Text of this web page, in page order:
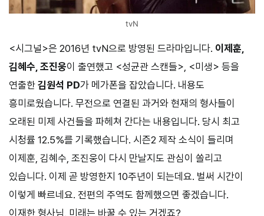
tvN
<시그널>은 2016년 tvN으로 방영된 드라마입니다. 이제훈,
김혜수, 조진웅이 출연했고 <성균관 스캔들>, <미생> 등을
연출한 김원석 PD가 메가폰을 잡았습니다. 내용도
흥미로웠습니다. 무전으로 연결된 과거와 현재의 형사들이
오래된 미제 사건들을 파헤쳐 간다는 내용입니다. 당시 최고
시청률 12.5%를 기록했습니다. 시즌2 제작 소식이 들리며
이제훈, 김혜수, 조진웅이 다시 만날지도 관심이 쏠리고
있습니다. 이제 곧 방영한지 10주년이 되는데요. 벌써 시간이
이렇게 빠르네요. 전편의 주역도 함께했으면 좋겠습니다.
이재한 형사님, 미래는 바꿀 수 있는 거겠죠?